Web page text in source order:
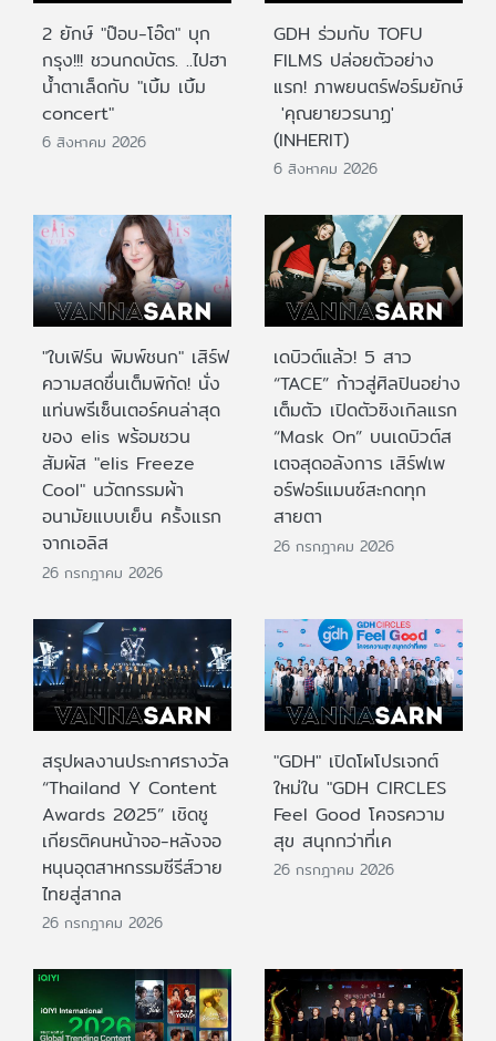
2 ยักษ์ "ป๊อบ-โอ๊ต" บุก
กรุง!!! ชวนกดบัตร. ..ไปฮา
น้ำตาเล็ดกับ "เบิ้ม เบิ้ม
concert"
6 สิงหาคม 2026
GDH ร่วมกับ TOFU
FILMS ปล่อยตัวอย่าง
แรก! ภาพยนตร์ฟอร์มยักษ์
'คุณยายวรนาฏ'
(INHERIT)
6 สิงหาคม 2026
"ใบเฟิร์น พิมพ์ชนก" เสิร์ฟ
ความสดชื่นเต็มพิกัด! นั่ง
แท่นพรีเซ็นเตอร์คนล่าสุด
ของ elis พร้อมชวน
สัมผัส "elis Freeze
Cool" นวัตกรรมผ้า
อนามัยแบบเย็น ครั้งแรก
จากเอลิส
26 กรกฎาคม 2026
เดบิวต์แล้ว! 5 สาว
“TACE” ก้าวสู่ศิลปินอย่าง
เต็มตัว เปิดตัวซิงเกิลแรก
“Mask On” บนเดบิวต์ส
เตจสุดอลังการ เสิร์ฟเพ
อร์ฟอร์แมนซ์สะกดทุก
สายตา
26 กรกฎาคม 2026
สรุปผลงานประกาศรางวัล
“Thailand Y Content
Awards 2025” เชิดชู
เกียรติคนหน้าจอ-หลังจอ
หนุนอุตสาหกรรมซีรีส์วาย
ไทยสู่สากล
26 กรกฎาคม 2026
"GDH" เปิดโผโปรเจกต์
ใหม่ใน "GDH CIRCLES
Feel Good โคจรความ
สุข สนุกกว่าที่เค
26 กรกฎาคม 2026